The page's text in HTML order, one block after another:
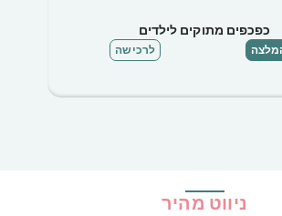
כפכפים מתוקים לילדים
לרכישה
ניווט מהיר